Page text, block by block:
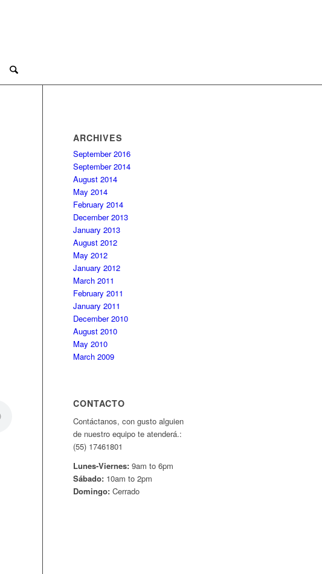
ARCHIVES
September 2016
September 2014
August 2014
May 2014
February 2014
December 2013
January 2013
August 2012
May 2012
January 2012
March 2011
February 2011
January 2011
December 2010
August 2010
May 2010
March 2009
CONTACTO
Contáctanos, con gusto alguien
de nuestro equipo te atenderá.:
(55) 17461801
Lunes-Viernes:9am to 6pm
Sábado: 10am to 2pm
Domingo:Cerrado